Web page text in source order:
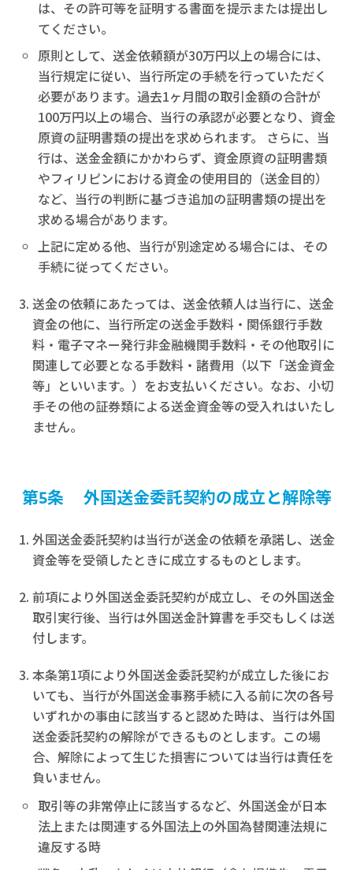
は、その許可等を証明する書面を提示または提出し
てください。
原則として、送金依頼額が30万円以上の場合には、
当行規定に従い、当行所定の手続を行っていただく
必要があります。過去1ヶ月間の取引金額の合計が
100万円以上の場合、当行の承認が必要となり、資金
原資の証明書類の提出を求められます。 さらに、当
行は、送金金額にかかわらず、資金原資の証明書類
やフィリピンにおける資金の使用目的（送金目的）
など、当行の判断に基づき追加の証明書類の提出を
求める場合があります。
上記に定める他、当行が別途定める場合には、その
手続に従ってください。
送金の依頼にあたっては、送金依頼人は当行に、送金
資金の他に、当行所定の送金手数料・関係銀行手数
料・電子マネー発行非金融機関手数料・その他取引に
関連して必要となる手数料・諸費用（以下「送金資金
等」といいます。）をお支払いください。なお、小切
手その他の証券類による送金資金等の受入れはいたし
ません。
第5条 外国送金委託契約の成立と解除等
外国送金委託契約は当行が送金の依頼を承諾し、送金
資金等を受領したときに成立するものとします。
前項により外国送金委託契約が成立し、その外国送金
取引実行後、当行は外国送金計算書を手交もしくは送
付します。
本条第1項により外国送金委託契約が成立した後にお
いても、当行が外国送金事務手続に入る前に次の各号
いずれかの事由に該当すると認めた時は、当行は外国
送金委託契約の解除ができるものとします。この場
合、解除によって生じた損害については当行は責任を
負いません。
取引等の非常停止に該当するなど、外国送金が日本
法上または関連する外国法上の外国為替関連法規に
違反する時